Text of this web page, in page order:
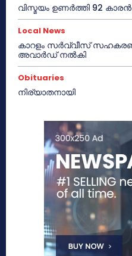
വിസ്മയം ഉണർത്തി 92
Local News
കാറളം സർവ്വീസ്
അവാർഡ് നൽകി
Obituaries
നിര്യാതനായി